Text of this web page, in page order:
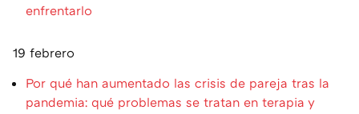
enfrentarlo
19 febrero
Por qué han aumentado las crisis de pareja tras la
pandemia: qué problemas se tratan en terapia y